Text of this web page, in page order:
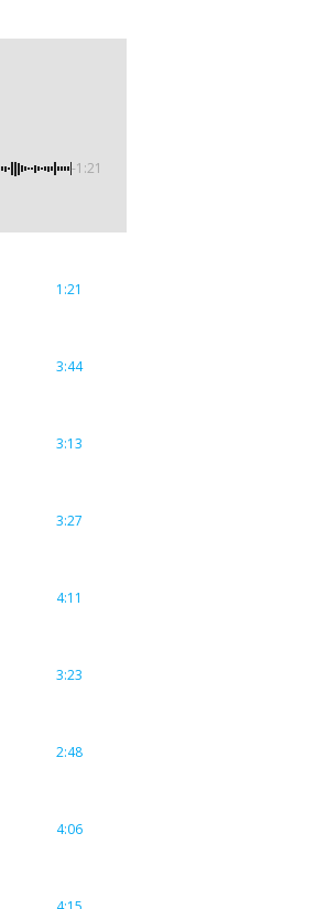
-1:21
1:21
3:44
3:13
3:27
4:11
3:23
2:48
4:06